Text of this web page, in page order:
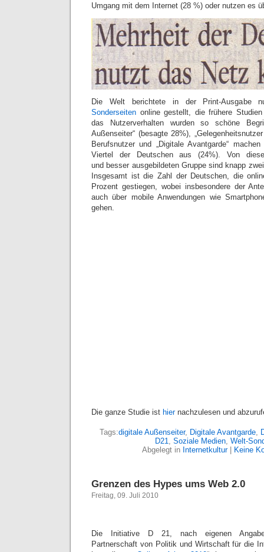
Umgang mit dem Internet (28 %) oder nutzen es
Die Welt berichtete in der Print-Ausgabe
Sonderseiten online gestellt, die frühere
das Nutzerverhalten wurden so schöne
Außenseiter“ (besagte 28%),
Berufsnutzer und „Digitale Avantgarde“
Viertel der Deutschen aus (24%). Von
und besser ausgebildeten Gruppe sind knapp
Insgesamt ist die Zahl der Deutschen, die
Prozent gestiegen, wobei insbesondere der
auch über mobile Anwendungen wie
gehen.
Die ganze Studie ist hiernachzulesen und
Tags:digitale Außenseiter, Digitale Avantgarde,
D21, Soziale Medien, Welt-
Abgelegt in Internetkultur| Keine
Grenzen des Hypes ums Web 2.0
Freitag, 09. Juli 2010
Die Initiative D 21, nach eigenen
Partnerschaft von Politik und Wirtschaft für die